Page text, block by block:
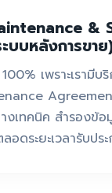
&
บบหลังการขา
เพราะเรามีบ
เทคนิค สำรองข้อ
อดระยะเวลารับปร